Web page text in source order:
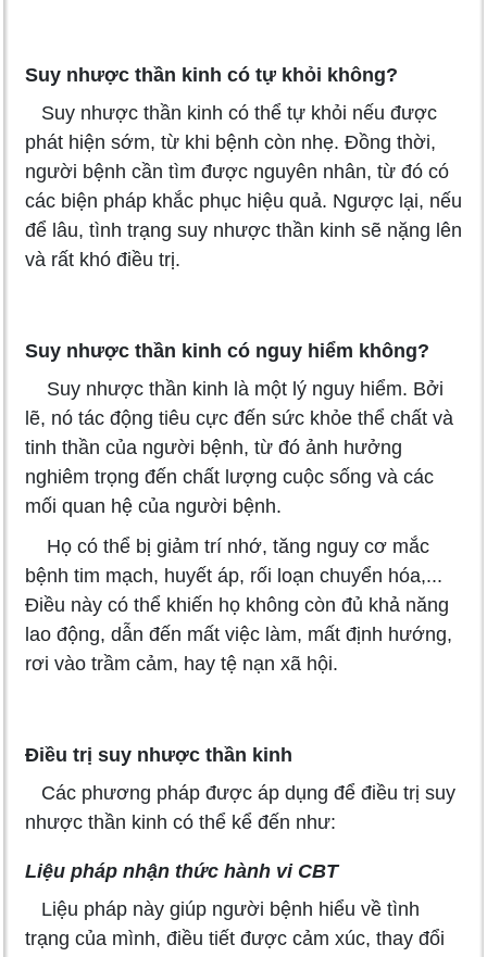
Suy nhược thần kinh có tự khỏi không?
Suy nhược thần kinh có thể tự khỏi nếu được
phát hiện sớm, từ khi bệnh còn nhẹ. Đồng thời,
người bệnh cần tìm được nguyên nhân, từ đó có
các biện pháp khắc phục hiệu quả. Ngược lại, nếu
để lâu, tình trạng suy nhược thần kinh sẽ nặng lên
và rất khó điều trị.
Suy nhược thần kinh có nguy hiểm không?
Suy nhược thần kinh là một lý nguy hiểm. Bởi
lẽ, nó tác động tiêu cực đến sức khỏe thể chất và
tinh thần của người bệnh, từ đó ảnh hưởng
nghiêm trọng đến chất lượng cuộc sống và các
mối quan hệ của người bệnh.
Họ có thể bị giảm trí nhớ, tăng nguy cơ mắc
bệnh tim mạch, huyết áp, rối loạn chuyển hóa,...
Điều này có thể khiến họ không còn đủ khả năng
lao động, dẫn đến mất việc làm, mất định hướng,
rơi vào trầm cảm, hay tệ nạn xã hội.
Điều trị suy nhược thần kinh
Các phương pháp được áp dụng để điều trị suy
nhược thần kinh có thể kể đến như:
Liệu pháp nhận thức hành vi CBT
Liệu pháp này giúp người bệnh hiểu về tình
trạng của mình, điều tiết được cảm xúc, thay đổi